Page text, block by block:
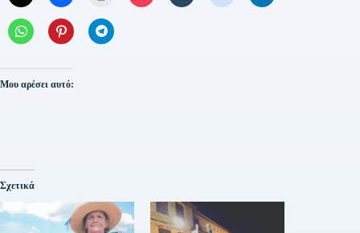
Μου αρέσει αυτό:
Σχετικά